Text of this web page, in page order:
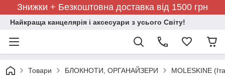
Знижки + Безкоштовна доставка від 1500 грн
Найкраща канцелярія і аксесуари з усього Світу!
Товари БЛОКНОТИ, ОРГАНАЙЗЕРИ MOLESKINE